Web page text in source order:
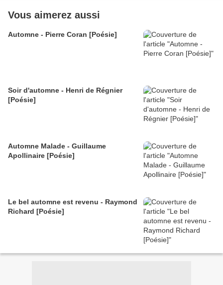
Vous aimerez aussi
Automne - Pierre Coran [Poésie]
Soir d'automne - Henri de Régnier
[Poésie]
Automne Malade - Guillaume
Apollinaire [Poésie]
Le bel automne est revenu - Raymond
Richard [Poésie]